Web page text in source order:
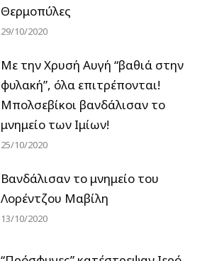
Θερμοπύλες
29/10/2020
Με την Χρυσή Αυγή “βαθιά στην
φυλακή”, όλα επιτρέπονται!
Μπολσεβίκοι βανδάλισαν το
μνημείο των Ιμίων!
25/10/2020
Βανδάλισαν το μνημείο του
Λορέντζου Μαβίλη
13/10/2020